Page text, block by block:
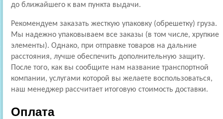
до ближайшего к вам пункта выдачи.
Рекомендуем заказать жесткую упаковку (обрешетку) груза.
Мы надежно упаковываем все заказы (в том числе, хрупкие
элементы). Однако, при отправке товаров на дальние
расстояния, лучше обеспечить дополнительную защиту.
После того, как вы сообщите нам название транспортной
компании, услугами которой вы желаете воспользоваться,
наш менеджер рассчитает итоговую стоимость доставки.
Оплата